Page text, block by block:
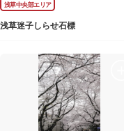
浅草中央部エリア
浅草迷子しらせ石標